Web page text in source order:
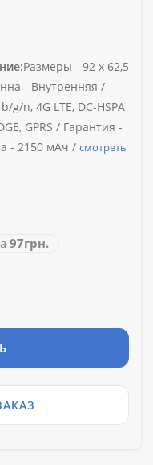
Размеры - 92 х 62,5
- Внутренняя /
g/n, 4G LTE, DC-HSPA
GPRS / Гарантия -
- 2150 мАч / смотреть
97грн.